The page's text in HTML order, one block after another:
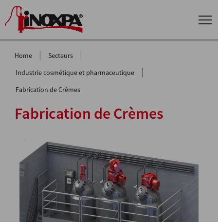
Home | Secteurs |
Industrie cosmétique et pharmaceutique |
Fabrication de Crèmes
Fabrication de Crèmes